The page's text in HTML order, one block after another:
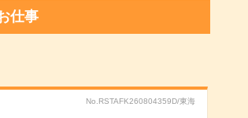
仕事
No.RSTAFK260804359D/東海